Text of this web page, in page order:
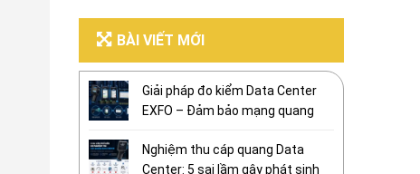
BÀI VIẾT MỚI
Giải pháp đo kiểm Data Center
EXFO – Đảm bảo mạng quang
Nghiệm thu cáp quang Data
Center: 5 sai lầm gây phát sinh